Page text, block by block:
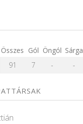
Összes Gól Öngól Sárga
91 7 - -